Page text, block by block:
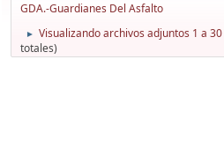
GDA.-Guardianes Del Asfalto
► Visualizando archivos adjuntos 1 a 30
totales)